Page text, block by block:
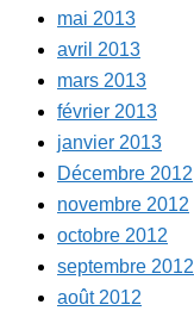
mai 2013
avril 2013
mars 2013
février 2013
janvier 2013
Décembre 2012
novembre 2012
octobre 2012
septembre 2012
août 2012